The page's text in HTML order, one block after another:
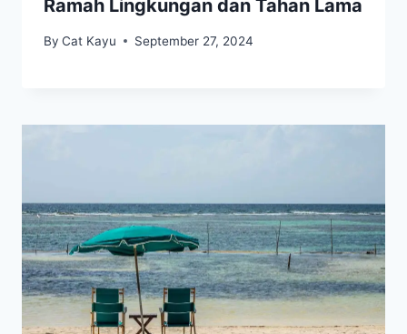
Ramah Lingkungan dan Tahan Lama
By Cat Kayu September 27, 2024